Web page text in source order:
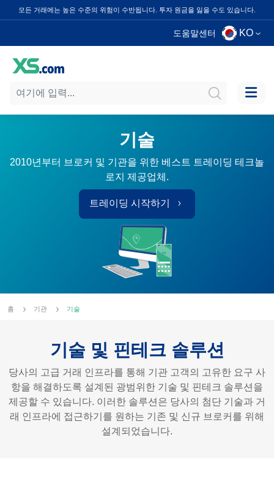
모든 거래에는 높은 수준의 위험이 수반됩니다. 투자 원금을 잃을 수도 있습니다.
도움말센터 KO
기술
2010년부터 브로커 및 기관을 위한 베스트 트레이딩 테크놀
로지 제공업체.
트레이딩 시작하기
홈 기관 기술
기술 및 핀테크 솔루션
당사의 고급 거래 인프라를 통해 기관 고객의 고유한 요구 사
항을 해결하도록 설계된 광범위한 기술 및 핀테크 솔루션을
제공할 수 있습니다. 이러한 솔루션은 당사의 첨단 기술과 거
래 인프라에 접근하기를 원하는 기존 및 신규 브로커를 위해
설계되었습니다.